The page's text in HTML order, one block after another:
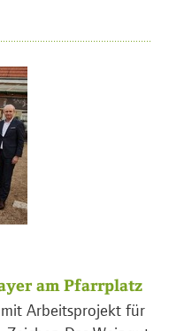
am Pfarrplatz
Arbeitsprojekt für